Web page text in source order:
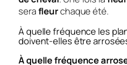
serafleurchaque été.
À quelle fréquence les
doivent-elles être
À quelle fréquence